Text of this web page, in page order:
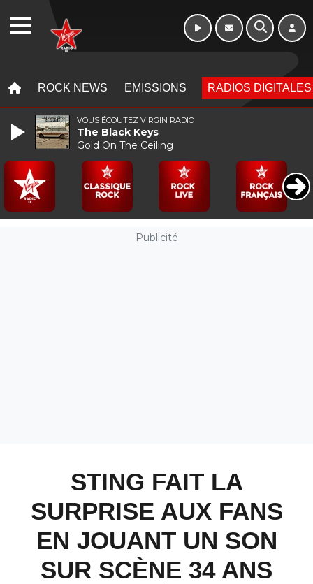
ROCK NEWS EMISSIONS RADIOS DIGITALES
Publicité
STING FAIT LA
SURPRISE AUX FANS
EN JOUANT UN SON
SUR SCÈNE 34 ANS
VOUS ÉCOUTEZ VIRGIN RADIO
The Black Keys
Gold On The Ceiling
WEBRADIO Week-end de 16h
à 20h